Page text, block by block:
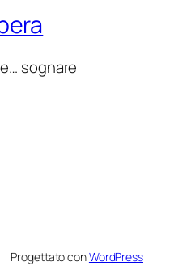
sognare
Progettato conWordPress